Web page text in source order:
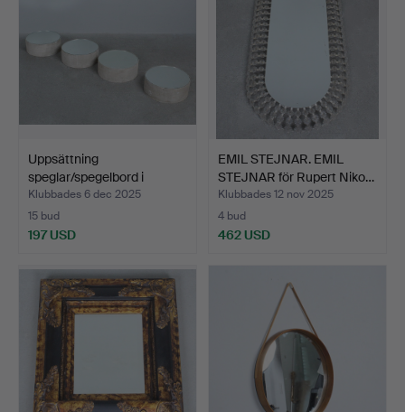
Uppsättning
speglar/spegelbord i
betonguts…
Klubbades 6 dec 2025
15 bud
197 USD
EMIL STEJNAR. EMIL
STEJNAR för Rupert Niko…
Klubbades 12 nov 2025
4 bud
462 USD